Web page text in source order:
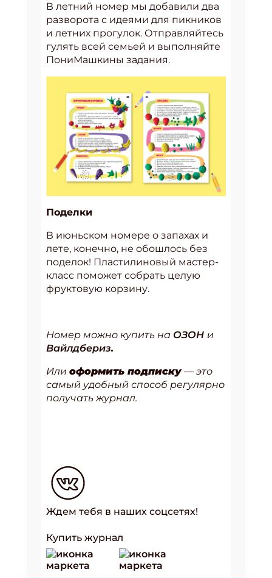
В летний номер мы добавили два
разворота с идеями для пикников
и летних прогулок. Отправляйтесь
гулять всей семьей и выполняйте
ПониМашкины задания.
Поделки
В июньском номере о запахах и
лете, конечно, не обошлось без
поделок! Пластилиновый мастер-
класс поможет собрать целую
фруктовую корзину.
Номер можно купить на ОЗОН и
Вайлдбериз.
Или оформить подписку— это
самый удобный способ регулярно
получать журнал.
Ждем тебя в наших соцсетях!
Купить журнал